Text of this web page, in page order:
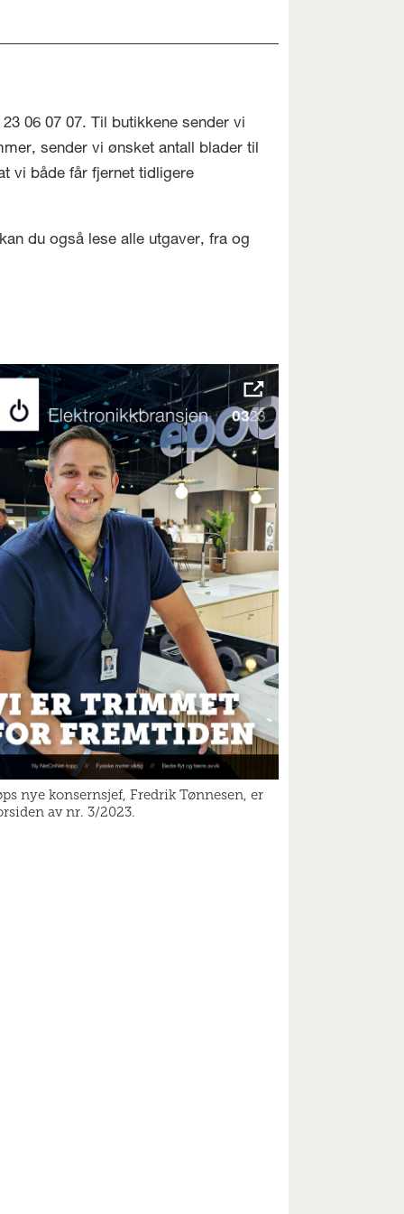
06 07 07. Til butikkene sender vi
sender vi ønsket antall blader til
vi både får fjernet tidligere
du også lese alle utgaver, fra og
nye konsernsjef, Fredrik Tønnesen, er
av nr. 3/2023.